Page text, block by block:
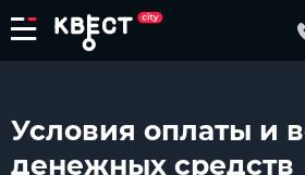
Условия оплаты и
денежных средств